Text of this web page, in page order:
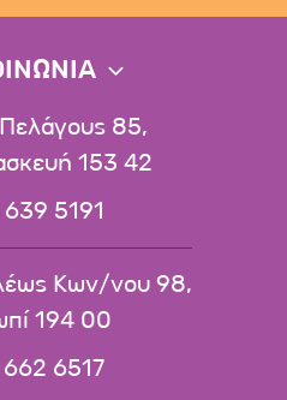
85,
153 42
5191
Κων/νου 98,
194 00
6517